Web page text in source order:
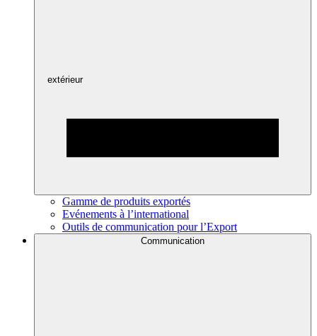
extérieur
Gamme de produits exportés
Evénements à l’international
Outils de communication pour l’Export
Communication